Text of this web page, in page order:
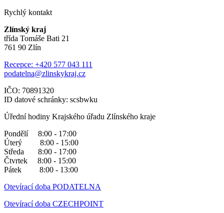
Rychlý kontakt
Zlínský kraj
třída Tomáše Bati 21
761 90 Zlín
Recepce: +420 577 043 111
podatelna@zlinskykraj.cz
IČO: 70891320
ID datové schránky: scsbwku
Úřední hodiny Krajského úřadu Zlínského kraje
Pondělí 8:00 - 17:00
Úterý 8:00 - 15:00
Středa 8:00 - 17:00
Čtvrtek 8:00 - 15:00
Pátek 8:00 - 13:00
Otevírací doba PODATELNA
Otevírací doba CZECHPOINT